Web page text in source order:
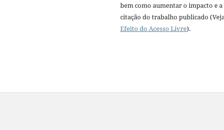
bem como aumentar o impacto e a
citação do trabalho publicado
Efeito do Acesso Livre).